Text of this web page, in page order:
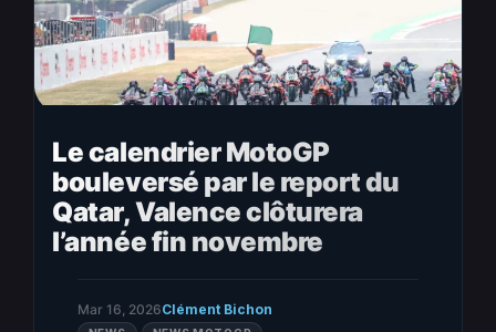
Le calendrier MotoGP
bouleversé par le report du
Qatar, Valence clôturera
l’année fin novembre
Mar 16, 2026Clément Bichon